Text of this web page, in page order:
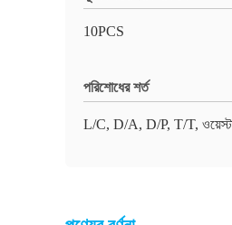
10PCS
পরিশোধের শর্ত
L/C, D/A, D/P, T/T,